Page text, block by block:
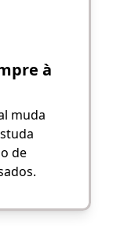
à
muda
de